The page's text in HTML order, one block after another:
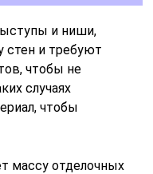
и ниши,
стен и требуют
чтобы не
случаях
чтобы
массу отделочных